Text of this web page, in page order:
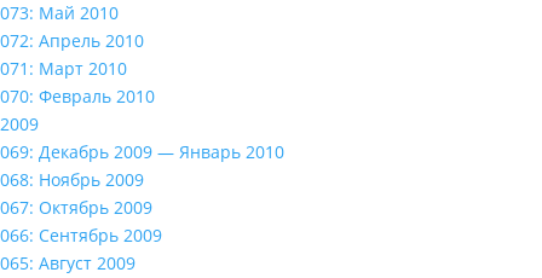
073: Май 2010
072: Апрель 2010
071: Март 2010
070: Февраль 2010
2009
069: Декабрь 2009 — Январь 2010
068: Ноябрь 2009
067: Октябрь 2009
066: Сентябрь 2009
065: Август 2009